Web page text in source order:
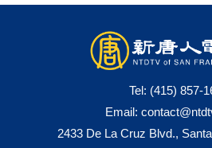
Tel: (415) 857-
Email:
2433 De La Cruz Blvd.,